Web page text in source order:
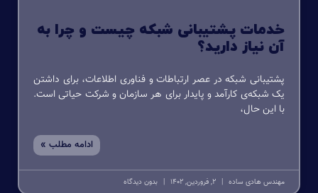
خدمات پشتیبانی شبکه چیست و چرا به
آن نیاز دارید؟
پشتیبانی شبکه در عصر ارتباطات و فناوری اطلاعات، برای داشتن
یک شبکه‌ی کارآمد و پایدار برای هر سازمان و شرکت حیاتی است.
با این حال،
ادامه مطلب »
مهندس هادی ساده بدون دیدگاه